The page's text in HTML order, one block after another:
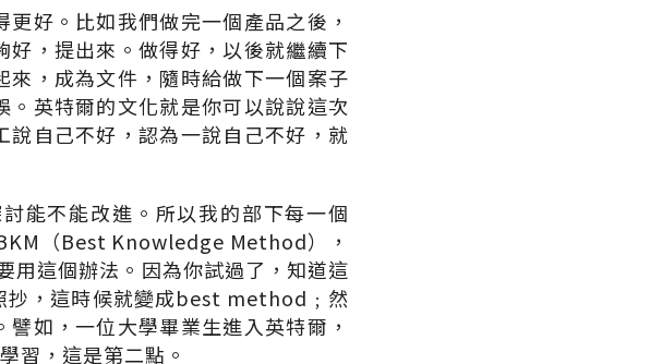
好。比如我們做完一個產品之後，
，提出來。做得好，以後就繼續下
，成為文件，隨時給做下一個案子
英特爾的文化就是你可以說說這次
自己不好，認為一說自己不好，就
能不能改進。所以我的部下每一個
（Best Knowledge Method），
用這個辦法。因為你試過了，知道這
抄，這時候就變成best method﹔然
如，一位大學畢業生進入英特爾，
習，這是第二點。